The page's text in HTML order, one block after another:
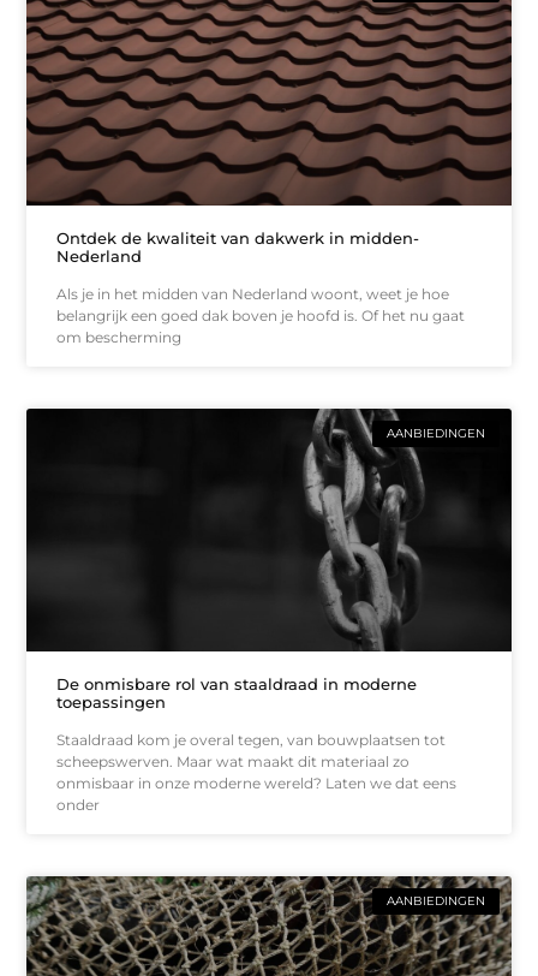
Ontdek de kwaliteit van dakwerk in midden-
Nederland
Als je in het midden van Nederland woont, weet je hoe
belangrijk een goed dak boven je hoofd is. Of het nu gaat
om bescherming
AANBIEDINGEN
De onmisbare rol van staaldraad in moderne
toepassingen
Staaldraad kom je overal tegen, van bouwplaatsen tot
scheepswerven. Maar wat maakt dit materiaal zo
onmisbaar in onze moderne wereld? Laten we dat eens
onder
AANBIEDINGEN